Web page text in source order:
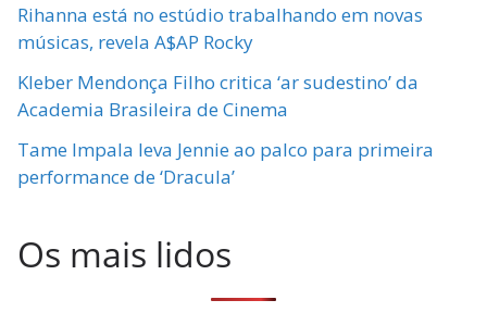
Rihanna está no estúdio trabalhando em novas
músicas, revela A$AP Rocky
Kleber Mendonça Filho critica ‘ar sudestino’ da
Academia Brasileira de Cinema
Tame Impala leva Jennie ao palco para primeira
performance de ‘Dracula’
Os mais lidos